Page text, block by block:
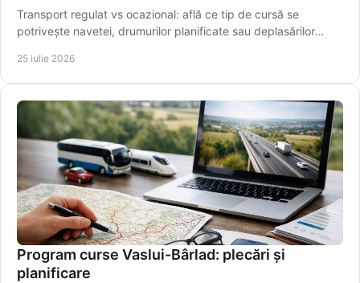
Transport regulat vs ocazional: află ce tip de cursă se
potrivește navetei, drumurilor planificate sau deplasărilor
25 iulie 2026
Program curse Vaslui-Bârlad: plecări și
planificare